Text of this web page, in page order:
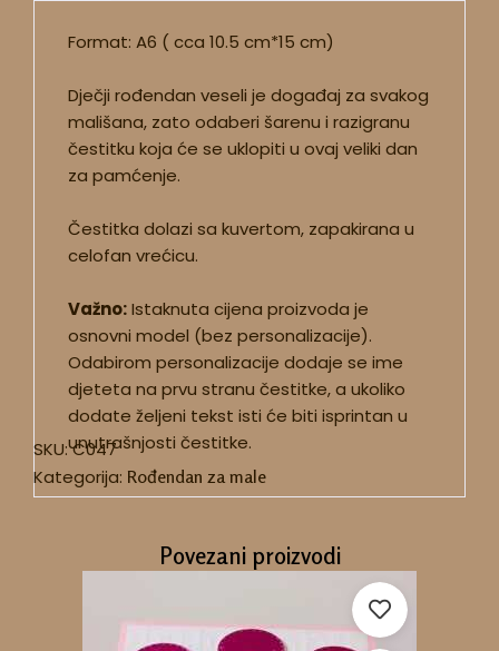
Format: A6 ( cca 10.5 cm*15 cm)
Dječji rođendan veseli je događaj za svakog
mališana, zato odaberi šarenu i razigranu
čestitku koja će se uklopiti u ovaj veliki dan
za pamćenje.
Čestitka dolazi sa kuvertom, zapakirana u
celofan vrećicu.
Važno:Istaknuta cijena proizvoda je
osnovni model (bez personalizacije).
Odabirom personalizacije dodaje se ime
djeteta na prvu stranu čestitke, a ukoliko
dodate željeni tekst isti će biti isprintan u
unutrašnjosti čestitke.
SKU:C047
Kategorija: Rođendan za male
Povezani proizvodi